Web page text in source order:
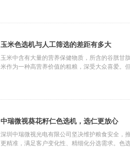
玉米色选机与人工筛选的差距有多大
玉米中含有大量的营养保健物质，所含的谷胱甘
米作为一种高营养价值的粗粮，深受大众喜爱。
中瑞微视葵花籽仁色选机，选仁更放心
深圳中瑞微视光电有限公司坚决维护粮食安全，
更精准，满足客户变化性、精细化分选需求。色